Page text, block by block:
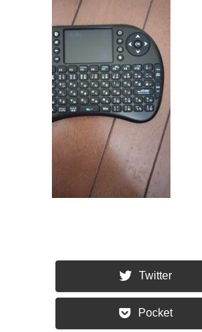
Twitter
Pocket